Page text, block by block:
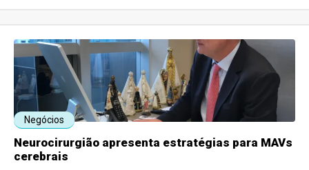
Negócios
Neurocirurgião apresenta estratégias para MAVs
cerebrais